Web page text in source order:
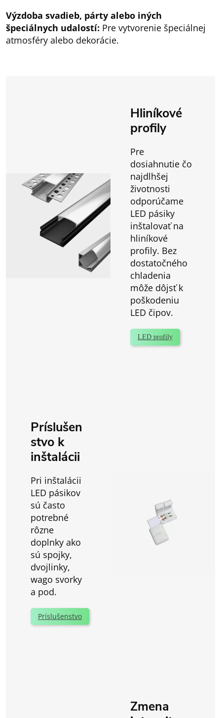
Výzdoba svadieb, párty alebo iných
špeciálnych udalostí: Pre vytvorenie špeciálnej
atmosféry alebo dekorácie.
Hliníkové
profily
Pre
dosiahnutie čo
najdlhšej
životnosti
odporúčame
LED pásiky
inštalovať na
hliníkové
profily. Bez
dostatočného
chladenia
môže dôjsť k
poškodeniu
LED čipov.
LED profily
Príslušen
stvo k
inštalácii
Pri inštalácii
LED pásikov
sú často
potrebné
rôzne
doplnky ako
sú spojky,
dvojlinky,
wago svorky
a pod.
Príslušenstvo
Zmena